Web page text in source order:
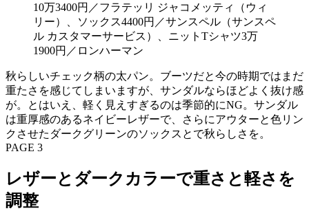
10万3400円／フラテッリ ジャコメッティ（ウィ
リー）、ソックス4400円／サンスペル（サンスペ
ル カスタマーサービス）、ニットTシャツ3万
1900円／ロンハーマン
秋らしいチェック柄の太パン。ブーツだと今の時期ではまだ
重たさを感じてしまいますが、サンダルならほどよく抜け感
が。とはいえ、軽く見えすぎるのは季節的にNG。サンダル
は重厚感のあるネイビーレザーで、さらにアウターと色リン
クさせたダークグリーンのソックスとで秋らしさを。
PAGE 3
レザーとダークカラーで重さと軽さを
調整